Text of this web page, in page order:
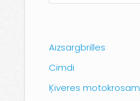
Aizsargbrilles
Cimdi
Ķiveres motokrosam